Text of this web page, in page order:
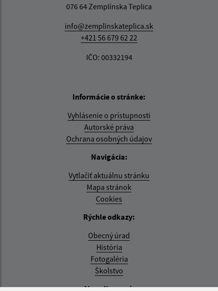
076 64 Zemplínska Teplica
info@zemplinskateplica.sk
+421 56 679 62 22
IČO: 00332194
Informácie o stránke:
Vyhlásenie o prístupnosti
Autorské práva
Ochrana osobných údajov
Navigácia:
Vytlačiť aktuálnu stránku
Mapa stránok
Cookies
Rýchle odkazy:
Obecný úrad
História
Fotogaléria
Školstvo
Aktualizované: